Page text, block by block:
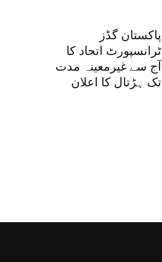
پاکستان گڈز
ٹرانسپورٹ اتحاد کا
آج سے غیرمعینہ مدت
تک ہڑتال کا اعلان